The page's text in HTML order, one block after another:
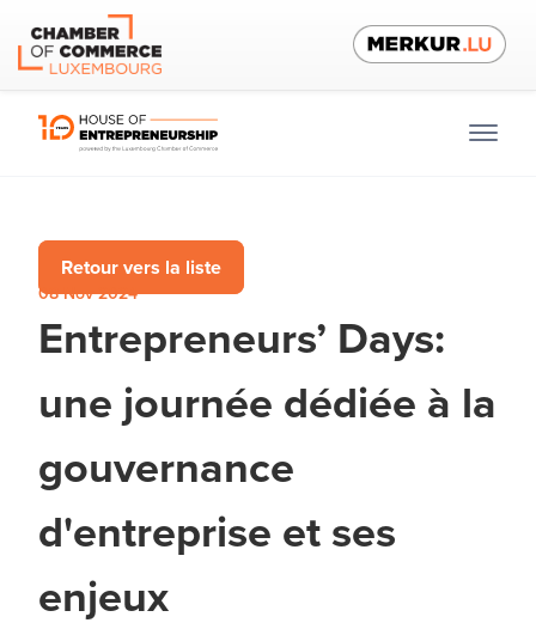
Retour vers la liste
08 Nov 2024
Entrepreneurs’ Days:
une journée dédiée à la
gouvernance
d'entreprise et ses
enjeux